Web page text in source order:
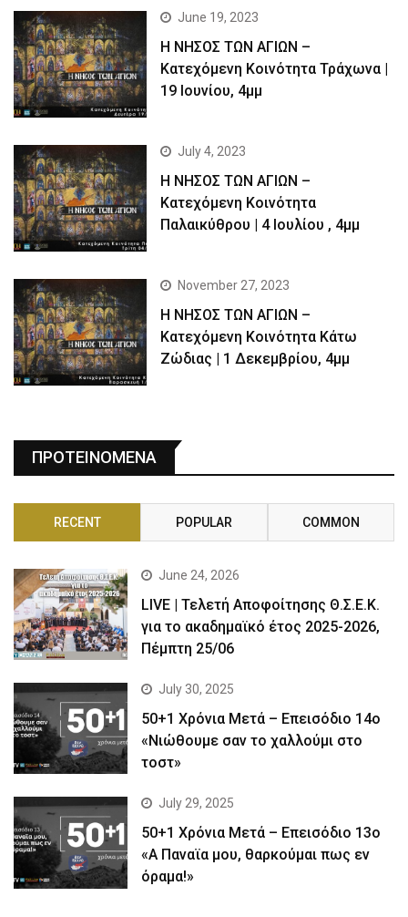
June 19, 2023
Η ΝΗΣΟΣ ΤΩΝ ΑΓΙΩΝ –
Kατεχόμενη Κοινότητα Τράχωνα |
19 Ιουνίου, 4μμ
July 4, 2023
Η ΝΗΣΟΣ ΤΩΝ ΑΓΙΩΝ –
Kατεχόμενη Κοινότητα
Παλαικύθρου | 4 Ιουλίου , 4μμ
November 27, 2023
Η ΝΗΣΟΣ ΤΩΝ ΑΓΙΩΝ –
Κατεχόμενη Κοινότητα Κάτω
Ζώδιας | 1 Δεκεμβρίου, 4μμ
ΠΡΟΤΕΙΝΟΜΕΝΑ
RECENT POPULAR COMMON
June 24, 2026
LIVE | Τελετή Αποφοίτησης Θ.Σ.Ε.Κ.
για το ακαδημαϊκό έτος 2025-2026,
Πέμπτη 25/06
July 30, 2025
50+1 Χρόνια Μετά – Επεισόδιο 14ο
«Νιώθουμε σαν το χαλλούμι στο
τοστ»
July 29, 2025
50+1 Χρόνια Μετά – Επεισόδιο 13ο
«Α Παναϊα μου, θαρκούμαι πως εν
όραμα!»